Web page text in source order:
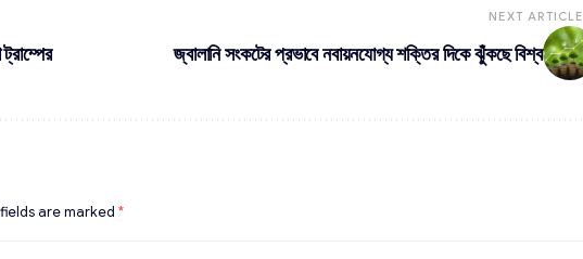
NEXT ARTICLE
জ্বালানি সংকটের প্রভাবে নবায়নযোগ্য শক্তির দিকে ঝুঁকছে বিশ্ব
are marked *